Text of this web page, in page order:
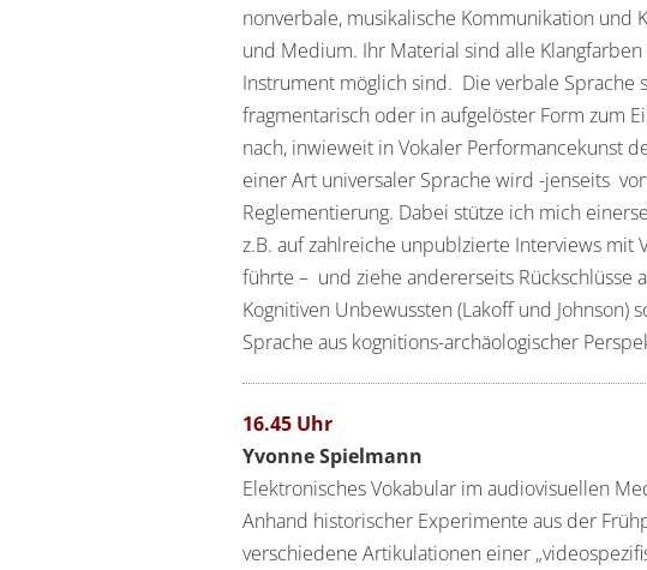
nonverbale, musikalische Kommunikation und
und Medium. Ihr Material sind alle
Instrument möglich sind. Die verbale
fragmentarisch oder in aufgelöster Form zum
nach, inwieweit in Vokaler Performancekunst
einer Art universaler Sprache wird -jenseits
Reglementierung. Dabei stütze ich mich
z.B. auf zahlreiche unpublzierte Interviews
führte – und ziehe andererseits Rückschlüsse
Kognitiven Unbewussten (Lakoff und
Sprache aus kognitions-archäologischer
16.45 Uhr
Yvonne Spielmann
Elektronisches Vokabular im audiovisuellen
Anhand historischer Experimente aus der
verschiedene Artikulationen einer